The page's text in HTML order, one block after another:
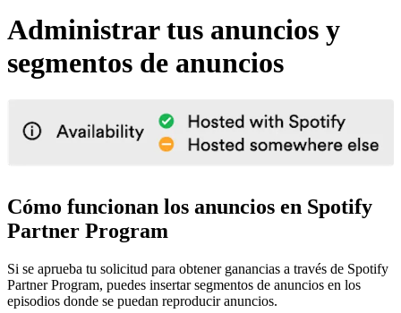
Administrar tus anuncios y
segmentos de anuncios
Cómo funcionan los anuncios en Spotify
Partner Program
Si se aprueba tu solicitud para obtener ganancias a través de Spotify
Partner Program, puedes insertar segmentos de anuncios en los
episodios donde se puedan reproducir anuncios.